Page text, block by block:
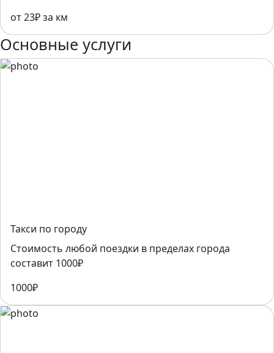
от 23₽ за км
Основные услуги
Такси по городу
Стоимость любой поездки в пределах города
составит 1000₽
1000₽